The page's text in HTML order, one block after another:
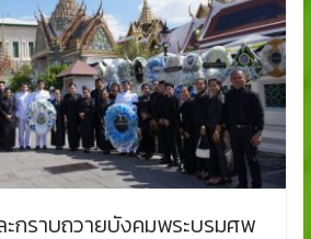
กราบถวายบังคมพระบรมศพ